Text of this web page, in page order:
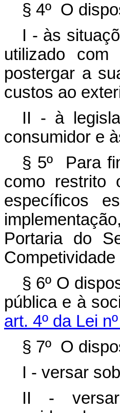
§ 4º O
I - às
utilizado
postergar a
custos ao
II - à
consumidor e
§ 5º Para
como restrito
específicos
Portaria do
§ 6º O
pública e à
art. 4º da Lei
§ 7º O
I - versar
II - versar